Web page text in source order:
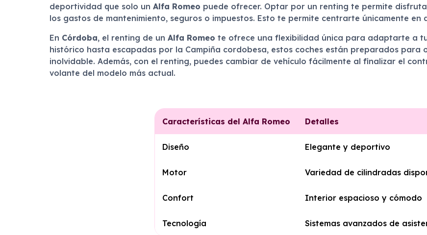
deportividad que solo un Alfa Romeo puede ofrecer. Optar por un renting te permite
los gastos de mantenimiento, seguros o impuestos. Esto te permite centrarte únicamente
En Córdoba, el renting de un Alfa Romeo te ofrece una flexibilidad única para adaptarte a
histórico hasta escapadas por la Campiña cordobesa, estos coches están preparados para
inolvidable. Además, con el renting, puedes cambiar de vehículo fácilmente al finalizar el
volante del modelo más actual.
Características del Alfa Romeo Detalles
Diseño Elegante y deportivo
Motor Variedad de cilindradas
Confort Interior espacioso y cómodo
Tecnología Sistemas avanzados de